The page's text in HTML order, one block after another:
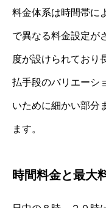
料金体系は時間帯に
で異なる料金設定が
度が設けられており
払手段のバリエーシ
いために細かい部分
ます。
時間料金と最大